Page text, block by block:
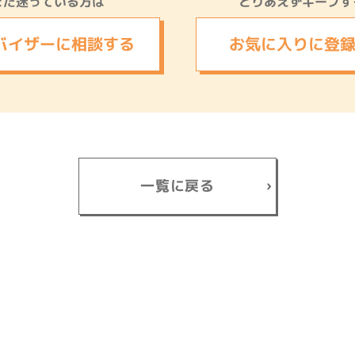
イザーに相談する お気に入りに登
一覧に戻る